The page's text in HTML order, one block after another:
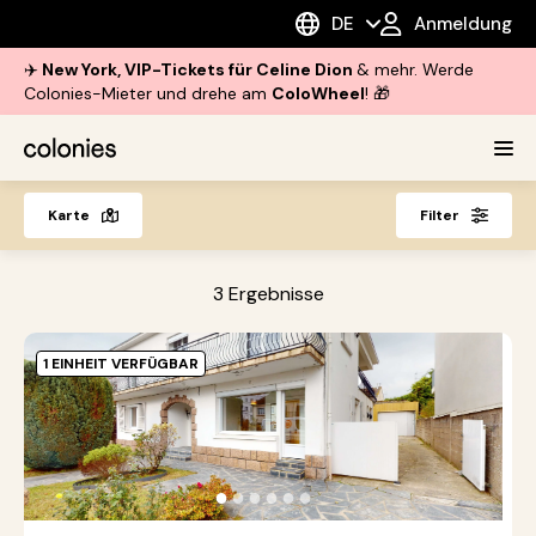
DE Anmeldung
✈️ New York, VIP-Tickets für Celine Dion & mehr. Werde
Colonies-Mieter und drehe am ColoWheel! 🎁
Karte Filter
3 Ergebnisse
●●●●●●
1 EINHEIT VERFÜGBAR